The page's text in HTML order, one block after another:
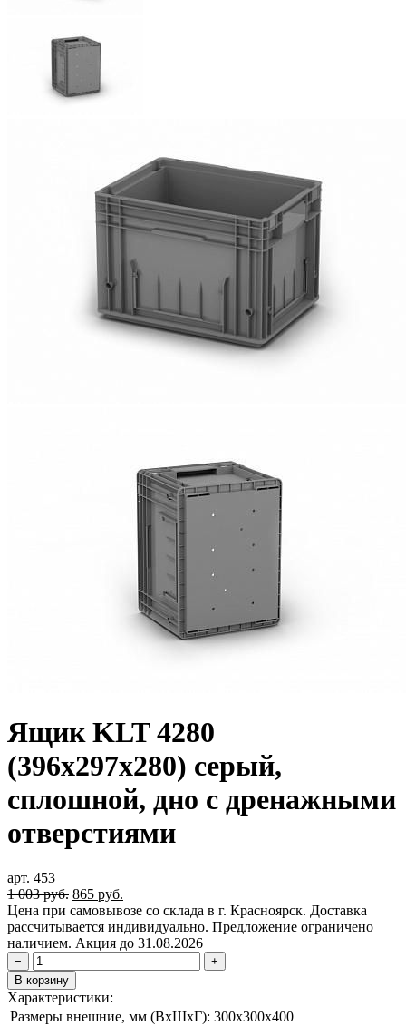
Ящик KLT 4280
(396х297х280) серый,
сплошной, дно с дренажными
отверстиями
арт. 453
1 003руб. Первоначальная
цена
составляла
1
865 руб.
цена:
865 руб..
Цена при самовывозе со склада в г. Красноярск. Доставка
рассчитывается индивидуально. Предложение ограничено
наличием. Акция до 31.08.2026
−
+
В корзину
Характеристики:
Размеры внешние, мм (ВxШxГ): 300x300x400